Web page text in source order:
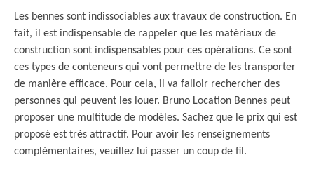
Les bennes sont indissociables aux travaux de construction. En
fait, il est indispensable de rappeler que les matériaux de
construction sont indispensables pour ces opérations. Ce sont
ces types de conteneurs qui vont permettre de les transporter
de manière efficace. Pour cela, il va falloir rechercher des
personnes qui peuvent les louer. Bruno Location Bennes peut
proposer une multitude de modèles. Sachez que le prix qui est
proposé est très attractif. Pour avoir les renseignements
complémentaires, veuillez lui passer un coup de fil.